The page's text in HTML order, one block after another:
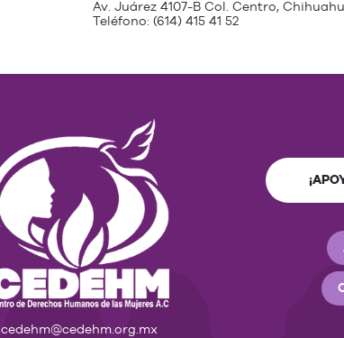
Av. Juárez 4107-B Col. Centro,
Teléfono: (614) 415 41 52
cedehm@cedehm.org.mx